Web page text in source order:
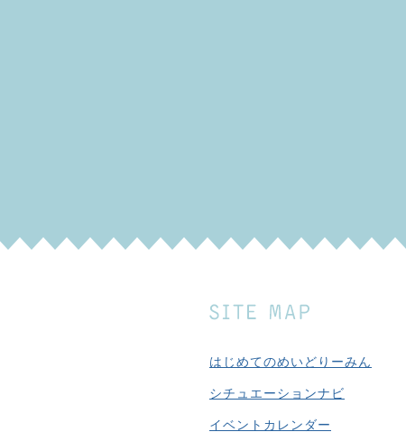
はじめてのめいどりーみん
シチュエーションナビ
イベントカレンダー